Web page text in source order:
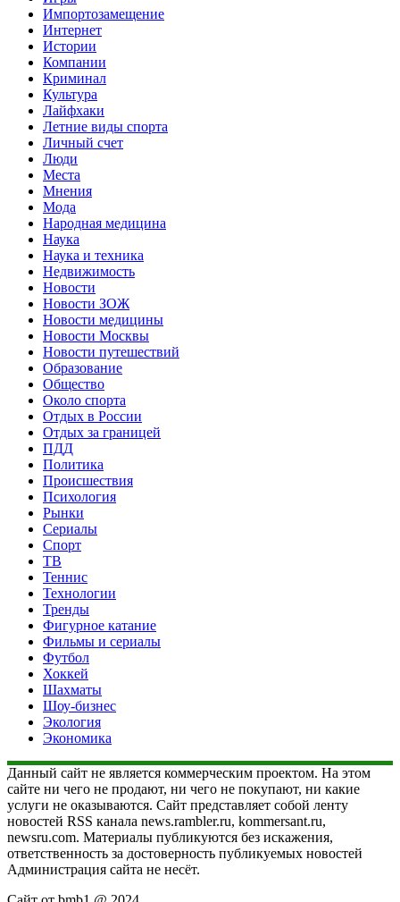
Импортозамещение
Интернет
Истории
Компании
Криминал
Культура
Лайфхаки
Летние виды спорта
Личный счет
Люди
Места
Мнения
Мода
Народная медицина
Наука
Наука и техника
Недвижимость
Новости
Новости ЗОЖ
Новости медицины
Новости Москвы
Новости путешествий
Образование
Общество
Около спорта
Отдых в России
Отдых за границей
ПДД
Политика
Происшествия
Психология
Рынки
Сериалы
Спорт
ТВ
Теннис
Технологии
Тренды
Фигурное катание
Фильмы и сериалы
Футбол
Хоккей
Шахматы
Шоу-бизнес
Экология
Экономика
Данный сайт не является коммерческим проектом. На этом
сайте ни чего не продают, ни чего не покупают, ни какие
услуги не оказываются. Сайт представляет собой ленту
новостей RSS канала news.rambler.ru, kommersant.ru,
newsru.com. Материалы публикуются без искажения,
ответственность за достоверность публикуемых новостей
Администрация сайта не несёт.